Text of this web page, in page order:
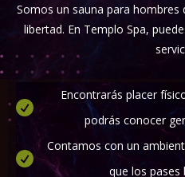
Somos un sauna para hombres
libertad. En Templo Spa,
Encontrarás placer
podrás conocer
Contamos con un
que los pases